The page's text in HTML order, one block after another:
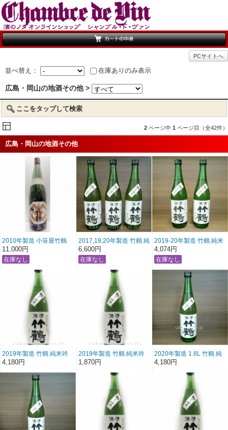
PCサイトへ
並べ替え： 在庫ありのみ表示
広島・岡山の地酒その他 >
ここをタップして検索
2 ページ中 1 ページ目（全42件）
広島・岡山の地酒その他
2010年製造 小笹屋竹鶴
生酛 純米吟醸原酒
1800ml
11,000円
2017,19,20年製造 竹鶴 純
米吟醸生酒 初しぼり 「飲
み比べ３本セット」
720ml×3
6,600円
2019-20年製造 竹鶴 純米
吟醸生酒 初しぼり 「飲み
比べ2本セット」
720ml×2
4,074円
2019年製造 竹鶴 純米吟
醸生酒 初しぼり (1800ml)
4,180円
2019年製造 竹鶴 純米吟
醸生酒 初しぼり (720ml)
1,870円
2020年製造 1.8L 竹鶴 純
米吟醸生酒 初しぼり
4,180円